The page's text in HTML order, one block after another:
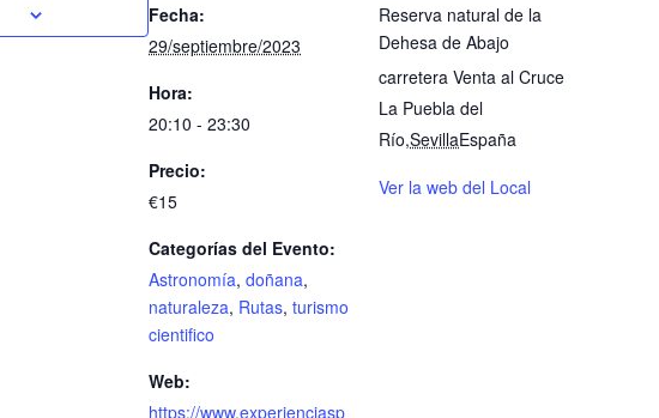
Fecha:
29/septiembre/2023
Hora:
20:10 - 23:30
Precio:
€15
Categorías del Evento:
Astronomía, doñana,
naturaleza, Rutas, turismo
cientifico
Web:
https://www.experienciasp
Reserva natural de la
Dehesa de Abajo
carretera Venta al Cruce
La Puebla del
Río,SevillaEspaña
Ver la web del Local